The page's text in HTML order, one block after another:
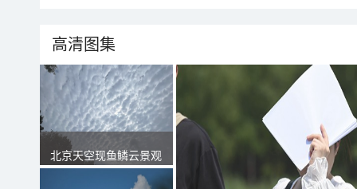
高清图集
北京天空现鱼鳞云景观